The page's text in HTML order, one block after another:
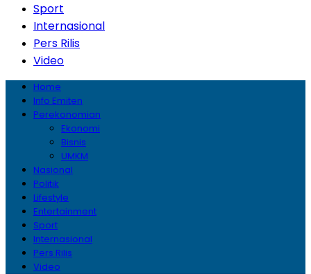
Sport
Internasional
Pers Rilis
Video
Home
Info Emiten
Perekonomian
Ekonomi
Bisnis
UMKM
Nasional
Politik
Lifestyle
Entertainment
Sport
Internasional
Pers Rilis
Video